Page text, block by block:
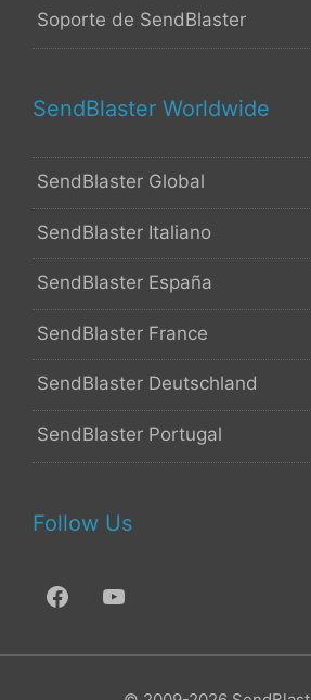
Soporte de SendBlaster
SendBlaster Worldwide
SendBlaster Global
SendBlaster Italiano
SendBlaster España
SendBlaster France
SendBlaster Deutschland
SendBlaster Portugal
Follow Us